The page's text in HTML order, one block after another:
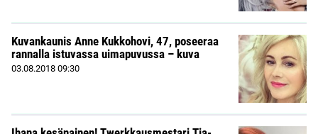
Kuvankaunis Anne Kukkohovi, 47, poseeraa
rannalla istuvassa uimapuvussa – kuva
03.08.2018 09:30